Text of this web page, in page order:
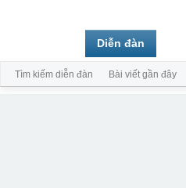
Diễn đàn
Tìm kiếm diễn đàn Bài viết gần đây